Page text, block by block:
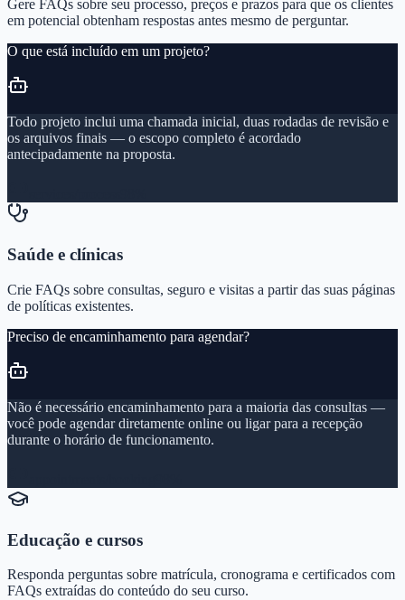
Gere FAQs sobre seu processo, preços e prazos para que os clientes
em potencial obtenham respostas antes mesmo de perguntar.
O que está incluído em um projeto?
Todo projeto inclui uma chamada inicial, duas rodadas de revisão e
os arquivos finais — o escopo completo é acordado
antecipadamente na proposta.
Saúde e clínicas
Crie FAQs sobre consultas, seguro e visitas a partir das suas páginas
de políticas existentes.
Preciso de encaminhamento para agendar?
Não é necessário encaminhamento para a maioria das consultas —
você pode agendar diretamente online ou ligar para a recepção
durante o horário de funcionamento.
Educação e cursos
Responda perguntas sobre matrícula, cronograma e certificados com
FAQs extraídas do conteúdo do seu curso.